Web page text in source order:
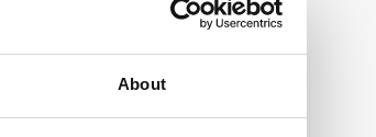
About